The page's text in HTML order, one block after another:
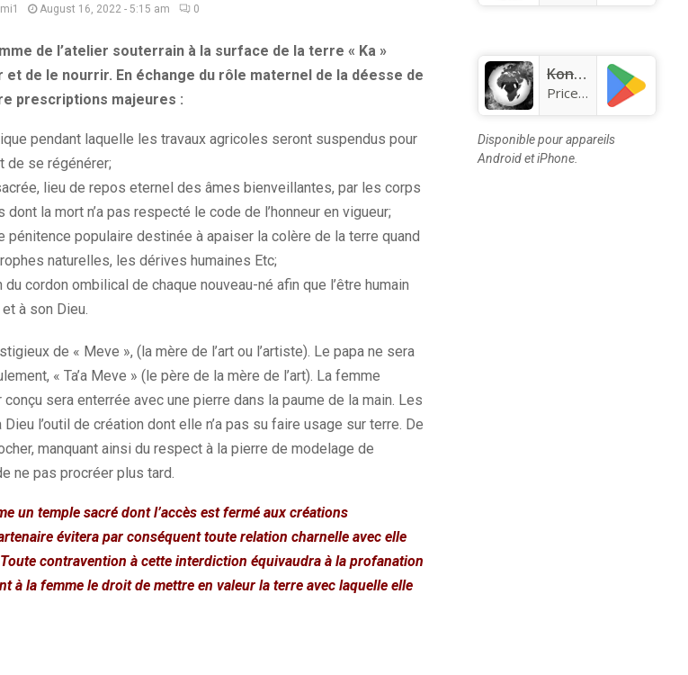
August 16, 2022 - 5:15 am 0
de l’atelier souterrain à la surface de la terre « Ka »
de le nourrir. En échange du rôle maternel de la déesse de
prescriptions majeures :
pendant laquelle les travaux agricoles seront suspendus pour
de se régénérer;
lieu de repos eternel des âmes bienveillantes, par les corps
la mort n’a pas respecté le code de l’honneur en vigueur;
pénitence populaire destinée à apaiser la colère de la terre quand
naturelles, les dérives humaines Etc;
du cordon ombilical de chaque nouveau-né afin que l’être humain
à son Dieu.
de « Meve », (la mère de l’art ou l’artiste). Le papa ne sera
« Ta’a Meve » (le père de la mère de l’art). La femme
sera enterrée avec une pierre dans la paume de la main. Les
l’outil de création dont elle n’a pas su faire usage sur terre. De
manquant ainsi du respect à la pierre de modelage de
ne pas procréer plus tard.
un temple sacré dont l’accès est fermé aux créations
évitera par conséquent toute relation charnelle avec elle
contravention à cette interdiction équivaudra à la profanation
à la femme le droit de mettre en valeur la terre avec laquelle elle
KongoLisolo
Price:Free
Disponible pour appareils
Android et iPhone.